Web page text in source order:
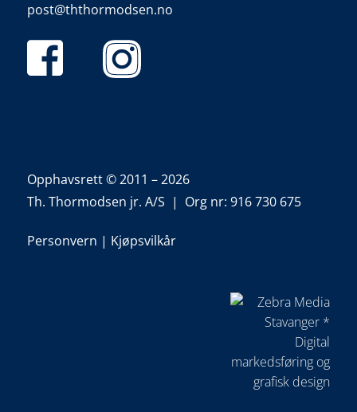
post@ththormodsen.no
Opphavsrett © 2011 – 2026
Th. Thormodsen jr. A/S | Org nr: 916 730 675
Personvern | Kjøpsvilkår